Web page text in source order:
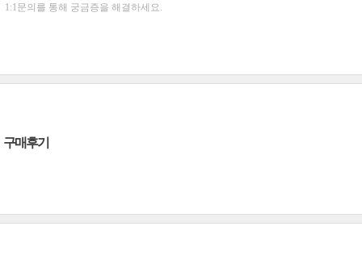
1:1문의를 통해 궁금증을 해결하세요.
구매후기